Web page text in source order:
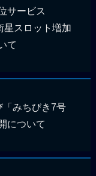
サービス
星スロット増加
て
「みちびき7号
について